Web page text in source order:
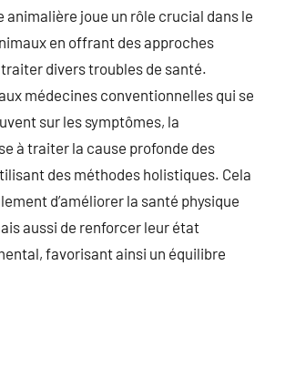
animalière joue un rôle crucial dans le
en offrant des approches
divers troubles de santé.
médecines conventionnelles qui se
sur les symptômes, la
à traiter la cause profonde des
des méthodes holistiques. Cela
d’améliorer la santé physique
aussi de renforcer leur état
favorisant ainsi un équilibre